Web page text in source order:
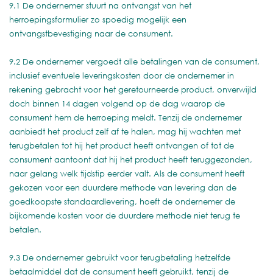
9.1 De ondernemer stuurt na ontvangst van het
herroepingsformulier zo spoedig mogelijk een
ontvangstbevestiging naar de consument.
9.2 De ondernemer vergoedt alle betalingen van de consument,
inclusief eventuele leveringskosten door de ondernemer in
rekening gebracht voor het geretourneerde product, onverwijld
doch binnen 14 dagen volgend op de dag waarop de
consument hem de herroeping meldt. Tenzij de ondernemer
aanbiedt het product zelf af te halen, mag hij wachten met
terugbetalen tot hij het product heeft ontvangen of tot de
consument aantoont dat hij het product heeft teruggezonden,
naar gelang welk tijdstip eerder valt. Als de consument heeft
gekozen voor een duurdere methode van levering dan de
goedkoopste standaardlevering, hoeft de ondernemer de
bijkomende kosten voor de duurdere methode niet terug te
betalen.
9.3 De ondernemer gebruikt voor terugbetaling hetzelfde
betaalmiddel dat de consument heeft gebruikt, tenzij de